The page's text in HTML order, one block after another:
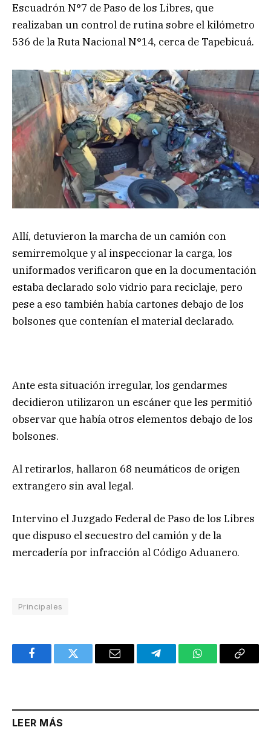
Escuadrón N°7 de Paso de los Libres, que
realizaban un control de rutina sobre el kilómetro
536 de la Ruta Nacional N°14, cerca de Tapebicuá.
Allí, detuvieron la marcha de un camión con
semirremolque y al inspeccionar la carga, los
uniformados verificaron que en la documentación
estaba declarado solo vidrio para reciclaje, pero
pese a eso también había cartones debajo de los
bolsones que contenían el material declarado.
Ante esta situación irregular, los gendarmes
decidieron utilizaron un escáner que les permitió
observar que había otros elementos debajo de los
bolsones.
Al retirarlos, hallaron 68 neumáticos de origen
extrangero sin aval legal.
Intervino el Juzgado Federal de Paso de los Libres
que dispuso el secuestro del camión y de la
mercadería por infracción al Código Aduanero.
Principales
FacebookTwitter Email TelegramWhatsAppCopy
LEER MÁS